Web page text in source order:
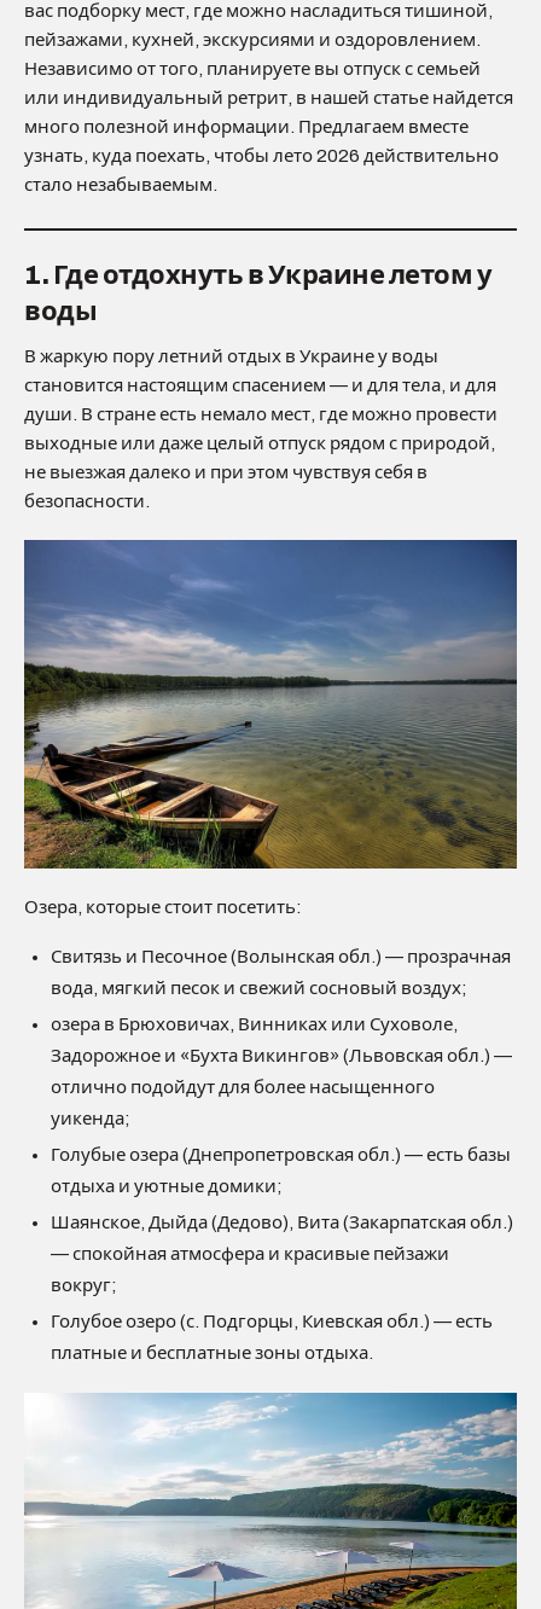
вас подборку мест, где можно насладиться тишиной,
пейзажами, кухней, экскурсиями и оздоровлением.
Независимо от того, планируете вы отпуск с семьей
или индивидуальный ретрит, в нашей статье найдется
много полезной информации. Предлагаем вместе
узнать, куда поехать, чтобы лето 2026 действительно
стало незабываемым.
1. Где отдохнуть в Украине летом у
воды
В жаркую пору летний отдых в Украине у воды
становится настоящим спасением — и для тела, и для
души. В стране есть немало мест, где можно провести
выходные или даже целый отпуск рядом с природой,
не выезжая далеко и при этом чувствуя себя в
безопасности.
Озера, которые стоит посетить:
Свитязь и Песочное (Волынская обл.) — прозрачная
вода, мягкий песок и свежий сосновый воздух;
озера в Брюховичах, Винниках или Суховоле,
Задорожное и «Бухта Викингов» (Львовская обл.) —
отлично подойдут для более насыщенного
уикенда;
Голубые озера (Днепропетровская обл.) — есть базы
отдыха и уютные домики;
Шаянское, Дыйда (Дедово), Вита (Закарпатская обл.)
— спокойная атмосфера и красивые пейзажи
вокруг;
Голубое озеро (с. Подгорцы, Киевская обл.) — есть
платные и бесплатные зоны отдыха.